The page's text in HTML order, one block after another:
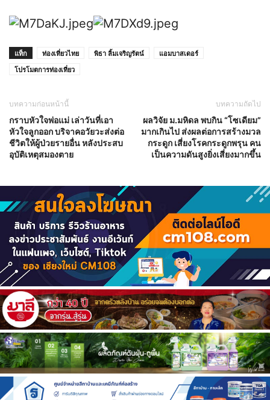
แท็ก ท่องเที่ยวไทย พิธา ลิ้มเจริญรัตน์
แอมบาสเดอร์
โปรโมตการท่องเที่ยว
บทความก่อนหน้านี้
กราบหัวใจพ่อแม่ เล่าวันที่เอา
หัวใจลูกออก บริจาคอวัยวะส่งต่อ
ชีวิตให้ผู้ป่วยรายอื่น หลังประสบ
อุบัติเหตุสมองตาย
บทความถัดไป
ผลวิจัย ม.มหิดล พบกิน “โซเดียม”
มากเกินไป ส่งผลต่อการสร้างมวล
กระดูก เสี่ยงโรคกระดูกพรุน คน
เป็นความดันสูงยิ่งเสี่ยงมากขึ้น